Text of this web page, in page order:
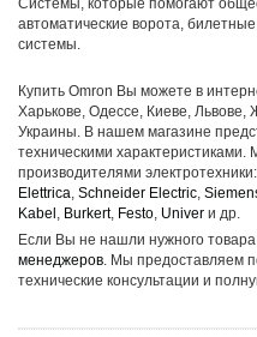
автоматические ворота,
системы.
Купить Omron Вы можете в
Харькове, Одессе, Киеве,
Украины. В нашем магазине
техническими
производителями электротехники:
Elettrica Schneider Electric
Kabel Burkert, Festo Univer и др.
Если Вы не нашли нужного
менеджеров . Мы предоставляем
технические консультации и